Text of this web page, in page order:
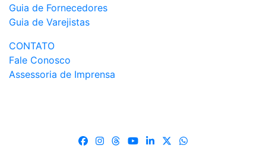
Guia de Fornecedores
Guia de Varejistas
CONTATO
Fale Conosco
Assessoria de Imprensa